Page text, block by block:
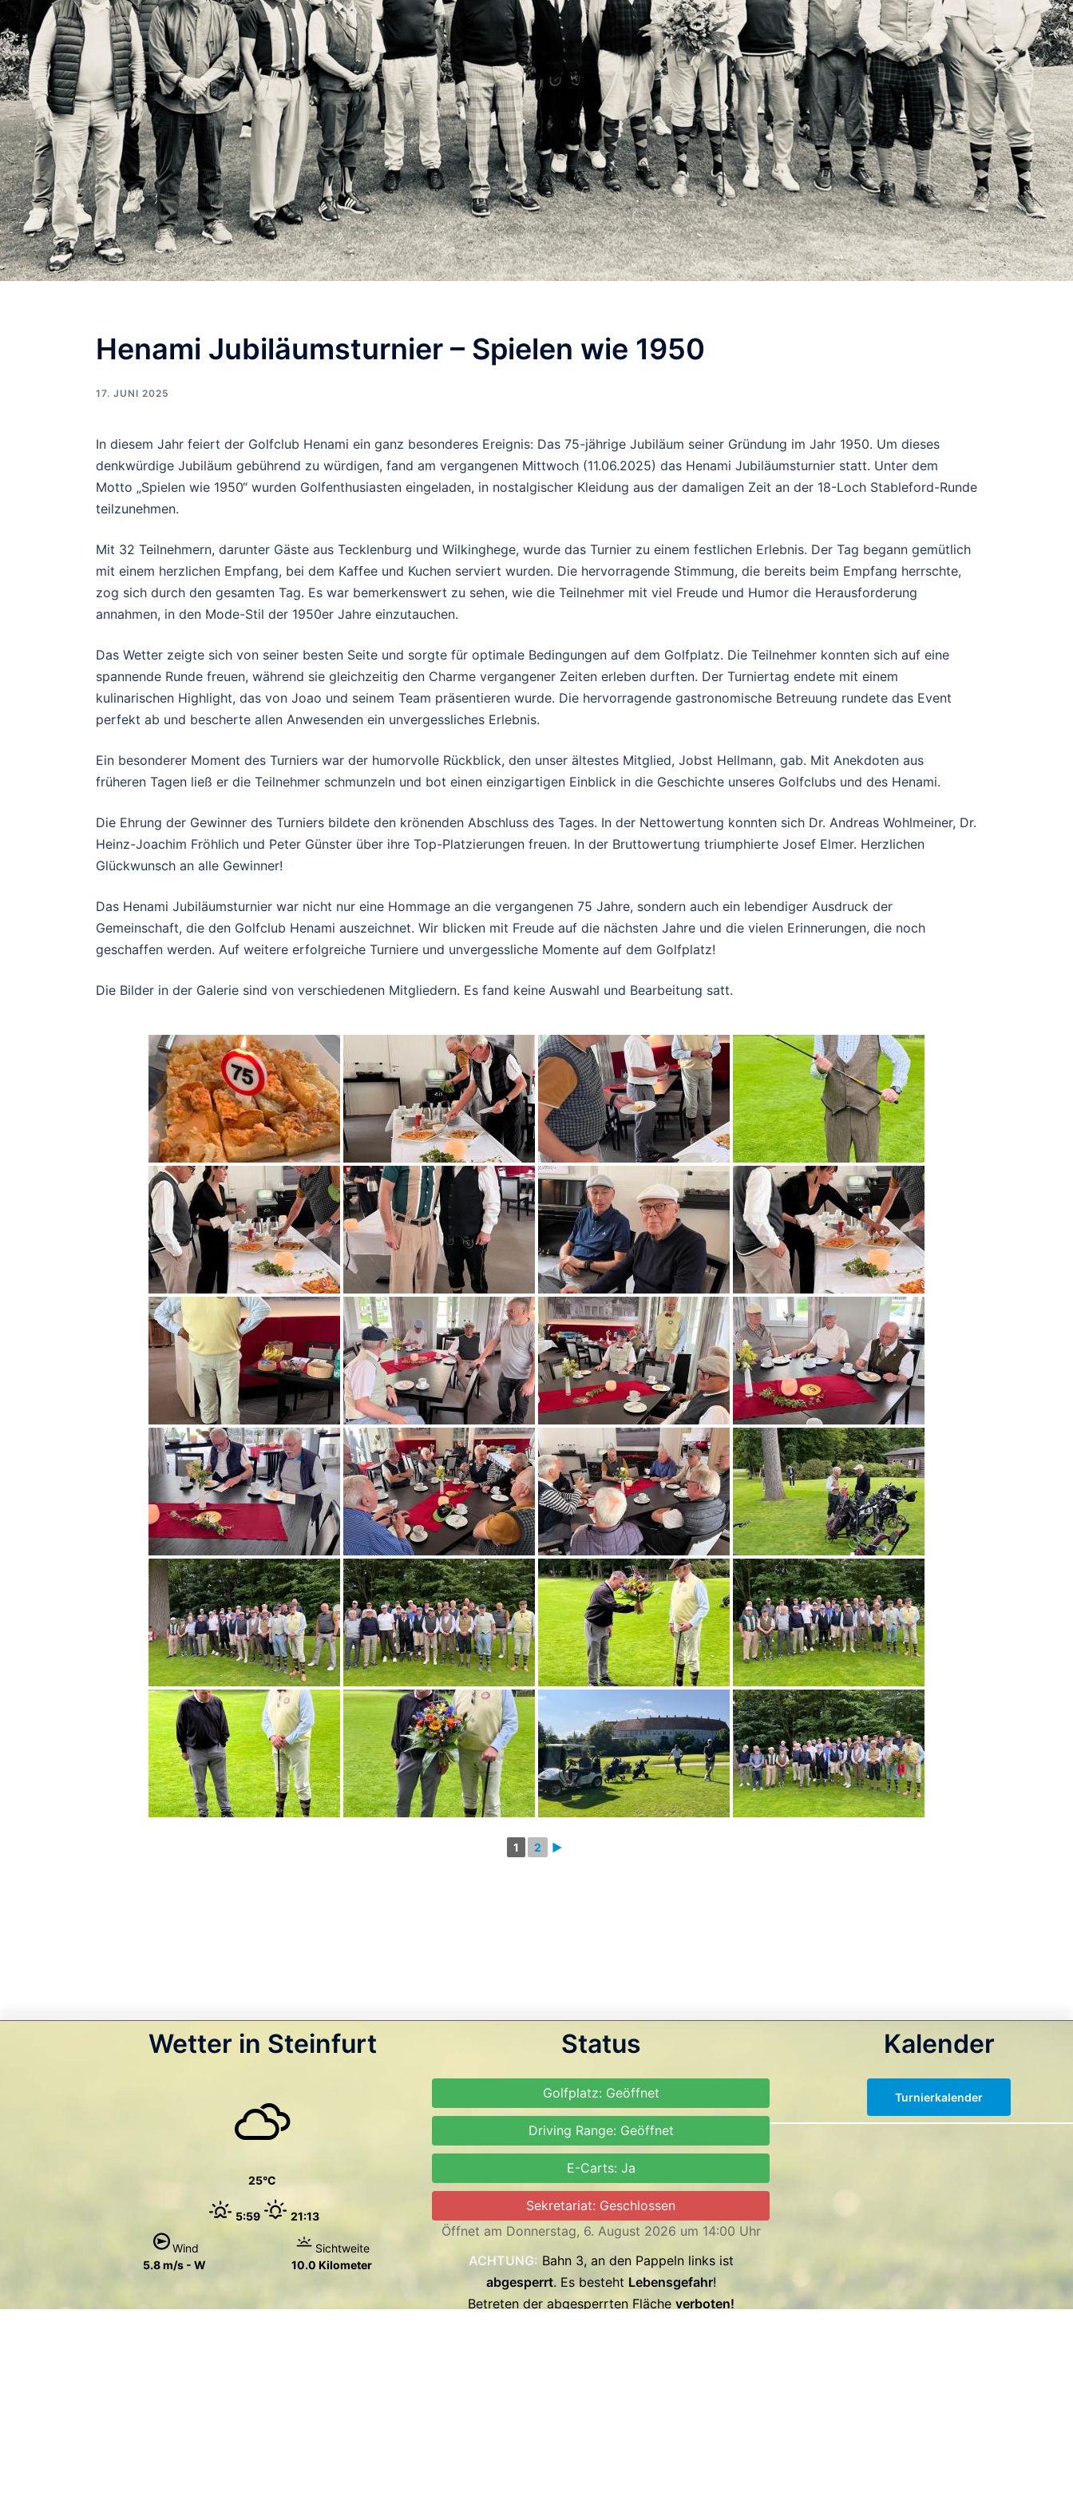
Henami Jubiläumsturnier – Spielen wie 1950
17. JUNI 2025
In diesem Jahr feiert der Golfclub Henami ein ganz besonderes Ereignis: Das 75-jährige Jubiläum seiner Gründung im Jahr 1950. Um dieses
denkwürdige Jubiläum gebührend zu würdigen, fand am vergangenen Mittwoch (11.06.2025) das Henami Jubiläumsturnier statt. Unter dem
Motto „Spielen wie 1950“ wurden Golfenthusiasten eingeladen, in nostalgischer Kleidung aus der damaligen Zeit an der 18-Loch Stableford-Runde
teilzunehmen.
Mit 32 Teilnehmern, darunter Gäste aus Tecklenburg und Wilkinghege, wurde das Turnier zu einem festlichen Erlebnis. Der Tag begann gemütlich
mit einem herzlichen Empfang, bei dem Kaffee und Kuchen serviert wurden. Die hervorragende Stimmung, die bereits beim Empfang herrschte,
zog sich durch den gesamten Tag. Es war bemerkenswert zu sehen, wie die Teilnehmer mit viel Freude und Humor die Herausforderung
annahmen, in den Mode-Stil der 1950er Jahre einzutauchen.
Das Wetter zeigte sich von seiner besten Seite und sorgte für optimale Bedingungen auf dem Golfplatz. Die Teilnehmer konnten sich auf eine
spannende Runde freuen, während sie gleichzeitig den Charme vergangener Zeiten erleben durften. Der Turniertag endete mit einem
kulinarischen Highlight, das von Joao und seinem Team präsentieren wurde. Die hervorragende gastronomische Betreuung rundete das Event
perfekt ab und bescherte allen Anwesenden ein unvergessliches Erlebnis.
Ein besonderer Moment des Turniers war der humorvolle Rückblick, den unser ältestes Mitglied, Jobst Hellmann, gab. Mit Anekdoten aus
früheren Tagen ließ er die Teilnehmer schmunzeln und bot einen einzigartigen Einblick in die Geschichte unseres Golfclubs und des Henami.
Die Ehrung der Gewinner des Turniers bildete den krönenden Abschluss des Tages. In der Nettowertung konnten sich Dr. Andreas Wohlmeiner, Dr.
Heinz-Joachim Fröhlich und Peter Günster über ihre Top-Platzierungen freuen. In der Bruttowertung triumphierte Josef Elmer. Herzlichen
Glückwunsch an alle Gewinner!
Das Henami Jubiläumsturnier war nicht nur eine Hommage an die vergangenen 75 Jahre, sondern auch ein lebendiger Ausdruck der
Gemeinschaft, die den Golfclub Henami auszeichnet. Wir blicken mit Freude auf die nächsten Jahre und die vielen Erinnerungen, die noch
geschaffen werden. Auf weitere erfolgreiche Turniere und unvergessliche Momente auf dem Golfplatz!
Die Bilder in der Galerie sind von verschiedenen Mitgliedern. Es fand keine Auswahl und Bearbeitung satt.
1 2 ►
Wetter in Steinfurt
25
5:59 21:13
Wind
5.8 m/s - W
Sichtweite
10.0 Kilometer
Status
Golfplatz: Geöffnet
Driving Range: Geöffnet
E-Carts: Ja
Sekretariat: Geschlossen
Öffnet am Donnerstag, 6. August 2026 um 14:00 Uhr
ACHTUNG: Bahn 3, an den Pappeln links ist
abgesperrt. Es besteht Lebensgefahr!
Betreten der abgesperrten Fläche verboten!
Kalender
Turnierkalender